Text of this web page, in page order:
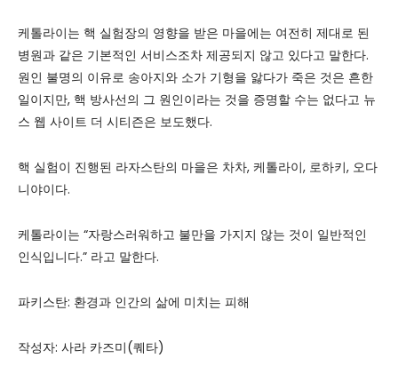
케톨라이는 핵 실험장의 영향을 받은 마을에는 여전히 제대로 된
병원과 같은 기본적인 서비스조차 제공되지 않고 있다고 말한다.
원인 불명의 이유로 송아지와 소가 기형을 앓다가 죽은 것은 흔한
일이지만, 핵 방사선의 그 원인이라는 것을 증명할 수는 없다고 뉴
스 웹 사이트 더 시티즌은 보도했다.
핵 실험이 진행된 라자스탄의 마을은 차차, 케톨라이, 로하키, 오다
니야이다.
케톨라이는 “자랑스러워하고 불만을 가지지 않는 것이 일반적인
인식입니다.” 라고 말한다.
파키스탄: 환경과 인간의 삶에 미치는 피해
작성자: 사라 카즈미(퀘타)